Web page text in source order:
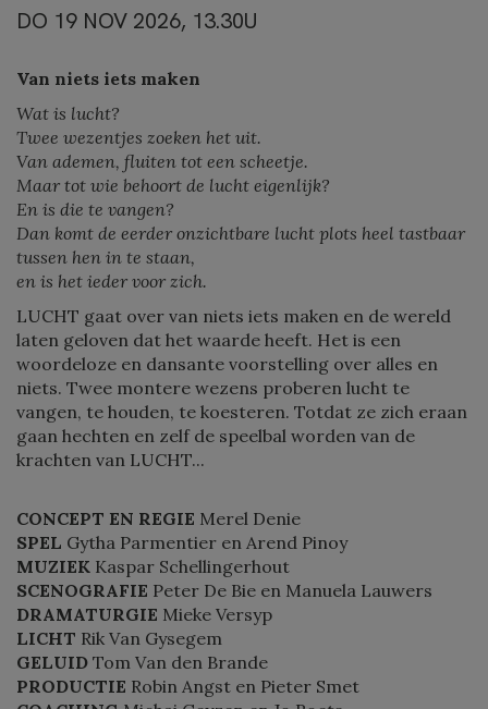
DO 19 NOV 2026, 13.30U
Van niets iets maken
Wat is lucht?
Twee wezentjes zoeken het uit.
Van ademen, fluiten tot een scheetje.
Maar tot wie behoort de lucht eigenlijk?
En is die te vangen?
Dan komt de eerder onzichtbare lucht plots heel tastbaar
tussen hen in te staan,
en is het ieder voor zich.
LUCHT gaat over van niets iets maken en de wereld
laten geloven dat het waarde heeft. Het is een
woordeloze en dansante voorstelling over alles en
niets. Twee montere wezens proberen lucht te
vangen, te houden, te koesteren. Totdat ze zich eraan
gaan hechten en zelf de speelbal worden van de
krachten van LUCHT...
CONCEPT EN REGIE Merel Denie
SPEL Gytha Parmentier en Arend Pinoy
MUZIEK Kaspar Schellingerhout
SCENOGRAFIE Peter De Bie en Manuela Lauwers
DRAMATURGIE Mieke Versyp
LICHT Rik Van Gysegem
GELUID Tom Van den Brande
PRODUCTIE Robin Angst en Pieter Smet